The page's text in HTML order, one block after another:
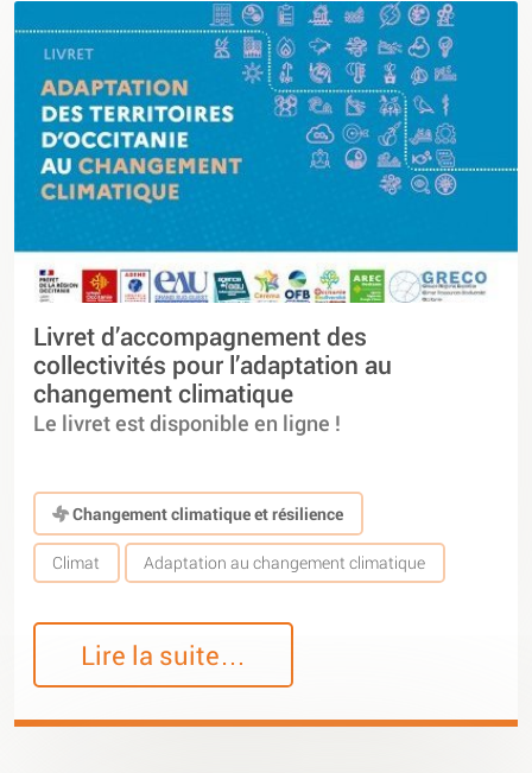
Livret d’accompagnement des
collectivités pour l’adaptation au
changement climatique
Le livret est disponible en ligne !
Changement climatique et résilience
Climat Adaptation au changement climatique
Lire la suite…